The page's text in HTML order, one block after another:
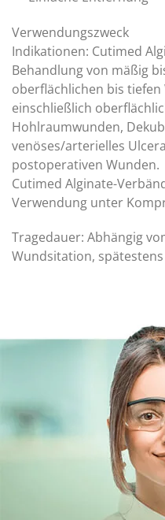
Verwendungszweck
Indikationen: Cutimed
Behandlung von mäßig
oberflächlichen bis tiefen
einschließlich
Hohlraumwunden,
venöses/arterielles
postoperativen Wunden.
Cutimed Alginate-
Verwendung unter
Tragedauer: Abhängig
Wundsitation,